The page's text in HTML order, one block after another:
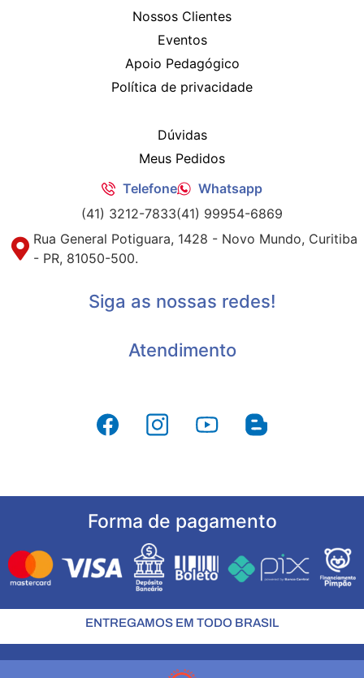
Nossos Clientes
Eventos
Apoio Pedagógico
Política de privacidade
Dúvidas
Meus Pedidos
Telefone
Whatsapp
(41) 3212-7833(41) 99954-6869
Rua General Potiguara, 1428 - Novo Mundo, Curitiba
- PR, 81050-500.
Siga as nossas redes!
Atendimento
Forma de pagamento
ENTREGAMOS EM TODO BRASIL